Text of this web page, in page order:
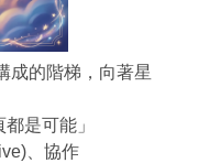
成的階梯，向著星
是可能」
、協作